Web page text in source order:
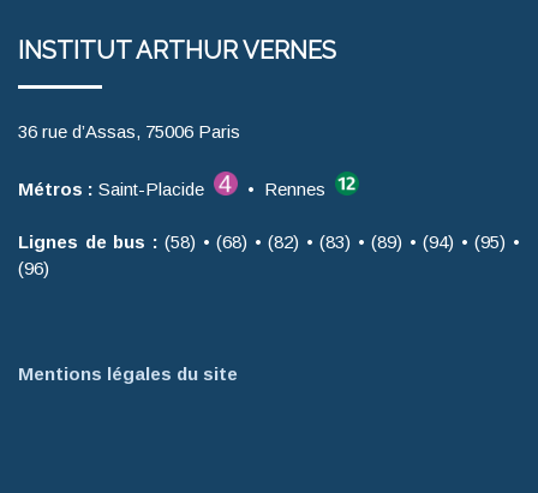
INSTITUT ARTHUR VERNES
36 rue d’Assas, 75006 Paris
Métros : Saint-Placide • Rennes
Lignes de bus : (58) • (68) • (82) • (83) • (89) • (94) • (95) •
(96)
Mentions légales du site